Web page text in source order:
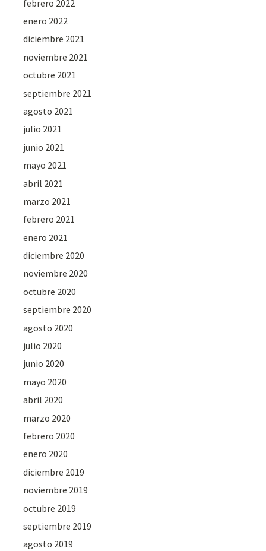
febrero 2022
enero 2022
diciembre 2021
noviembre 2021
octubre 2021
septiembre 2021
agosto 2021
julio 2021
junio 2021
mayo 2021
abril 2021
marzo 2021
febrero 2021
enero 2021
diciembre 2020
noviembre 2020
octubre 2020
septiembre 2020
agosto 2020
julio 2020
junio 2020
mayo 2020
abril 2020
marzo 2020
febrero 2020
enero 2020
diciembre 2019
noviembre 2019
octubre 2019
septiembre 2019
agosto 2019